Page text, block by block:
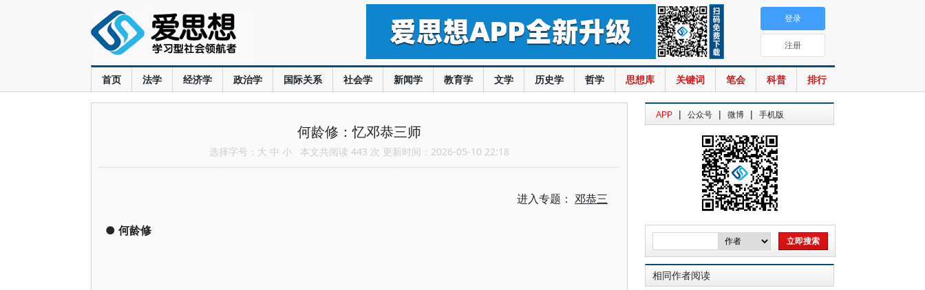
首页 法学 经济学 政治学 国际关系 社会学 新闻学 教育学 文学 历史学 哲学 思想库 关键词 笔会 科普 排行
登录
注册
何龄修：忆邓恭三师
选择字号： 大 中 小 本文共阅读 443 次 更新时间：2026-05-10 22:18
进入专题： 邓恭三
● 何龄修
APP | 公众号 | 微博 | 手机版
相同作者阅读